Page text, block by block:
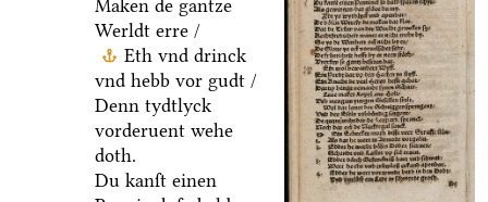
Maken de gantze
Werldt erre /
Eth vnd drinck
vnd hebb vor gudt /
Denn tydtlyck
vorderuent wehe
doth.
Du kanſt einen